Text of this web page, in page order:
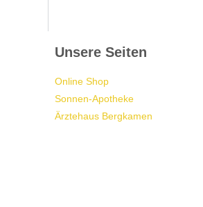
Unsere Seiten
Online Shop
Sonnen-Apotheke
Ärztehaus Bergkamen